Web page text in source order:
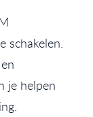
schakelen.
je helpen